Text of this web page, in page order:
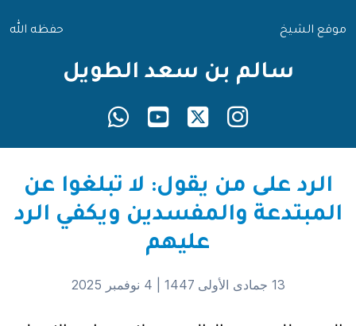
موقع الشيخ حفظه الله
سالم بن سعد الطويل
الرد على من يقول: لا تبلغوا عن
المبتدعة والمفسدين ويكفي الرد
عليهم
13 جمادى الأولى 1447 | 4 نوفمبر 2025